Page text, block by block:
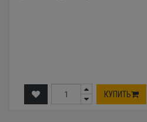
КУПИТЬ